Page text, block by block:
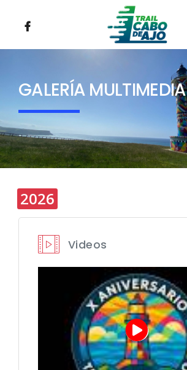
INSCRIPCIONES
CLASIFICACIONES
MULTIMEDIA
NOTICIAS
CONTACTO
IDIOMA
GALERÍA MULTIMEDIA
2026
Videos